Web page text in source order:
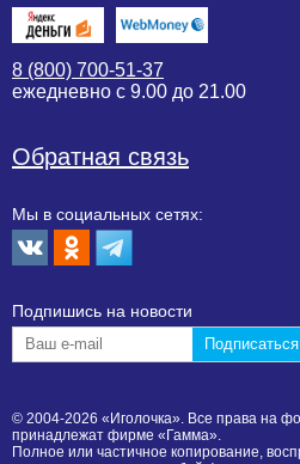
8 (800) 700-51-37
ежедневно с 9.00 до 21.00
Обратная связь
Мы в социальных сетях:
Подпишиcь на новости
© 2004-2026 «Иголочка». Все права на
принадлежат фирме «Гамма».
Полное или частичное копирование,